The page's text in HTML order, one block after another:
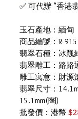
✅ 可代辦 "香港
玉石產地：緬甸
商品編號：R-
翡翠石種：冰飄
翡翠雕工：路路
雕工寓意：財源
翡翠尺寸：
15.1mm(闊)
批發價：港幣